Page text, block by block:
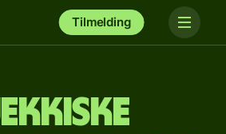
Tilmelding